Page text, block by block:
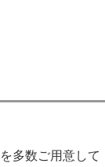
多数ご用意して